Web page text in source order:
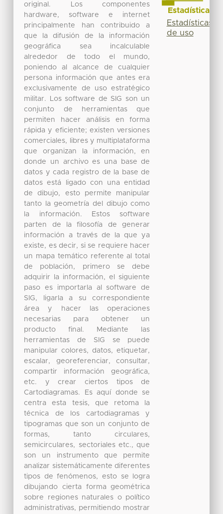
original. Los componentes
hardware, software e internet
principalmente han contribuido a
que la difusión de la información
geográfica sea incalculable
alrededor de todo el mundo,
poniendo al alcance de cualquier
persona información que antes era
exclusivamente de uso estratégico
militar. Los software de SIG son un
conjunto de herramientas que
permiten hacer análisis en forma
rápida y eficiente; existen versiones
comerciales, libres y multiplataforma
que organizan la información, en
donde un archivo es una base de
datos y cada registro de la base de
datos está ligado con una entidad
de dibujo, esto permite manipular
tanto la geometría del dibujo como
la información. Estos software
parten de la filosofía de generar
información a través de la que ya
existe, es decir, si se requiere hacer
un mapa temático referente al total
de población, primero se debe
adquirir la información, el siguiente
paso es importarla al software de
SIG, ligarla a su correspondiente
área y hacer las operaciones
necesarias para obtener un
producto final. Mediante las
herramientas de SIG se puede
manipular colores, datos, etiquetar,
escalar, georeferenciar, consultar,
compartir información geográfica,
etc. y crear ciertos tipos de
Cartodiagramas. Es aquí donde se
centra esta tesis, que retoma la
técnica de los cartodiagramas y
tipogramas que son un conjunto de
formas, tanto circulares,
semicirculares, sectoriales etc., que
son un instrumento que permite
analizar sistemáticamente diferentes
tipos de fenómenos, esto se logra
dibujando cierta forma geométrica
sobre regiones naturales o político
administrativas, permitiendo mostrar
Estadísticas
Estadísticas
de uso